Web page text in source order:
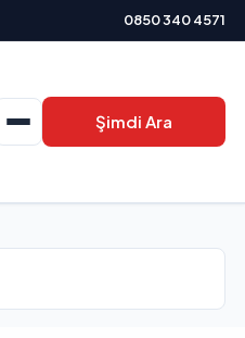
0850 340 4571
Şimdi Ara